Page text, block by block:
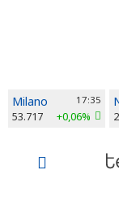
Milano 17:35
53.717 +0,06%